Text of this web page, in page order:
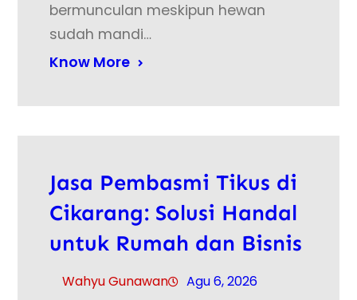
bermunculan meskipun hewan
sudah mandi…
Know More
Jasa Pembasmi Tikus di
Cikarang: Solusi Handal
untuk Rumah dan Bisnis
Wahyu Gunawan Agu 6, 2026